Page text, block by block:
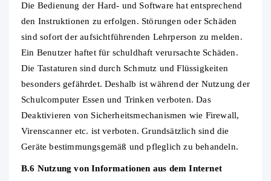
Die Bedienung der Hard‐ und Software hat entsprechend
den Instruktionen zu erfolgen. Störungen oder Schäden
sind sofort der aufsichtführenden Lehrperson zu melden.
Ein Benutzer haftet für schuldhaft verursachte Schäden.
Die Tastaturen sind durch Schmutz und Flüssigkeiten
besonders gefährdet. Deshalb ist während der Nutzung der
Schulcomputer Essen und Trinken verboten. Das
Deaktivieren von Sicherheitsmechanismen wie Firewall,
Virenscanner etc. ist verboten. Grundsätzlich sind die
Geräte bestimmungsgemäß und pfleglich zu behandeln.
B.6 Nutzung von Informationen aus dem Internet